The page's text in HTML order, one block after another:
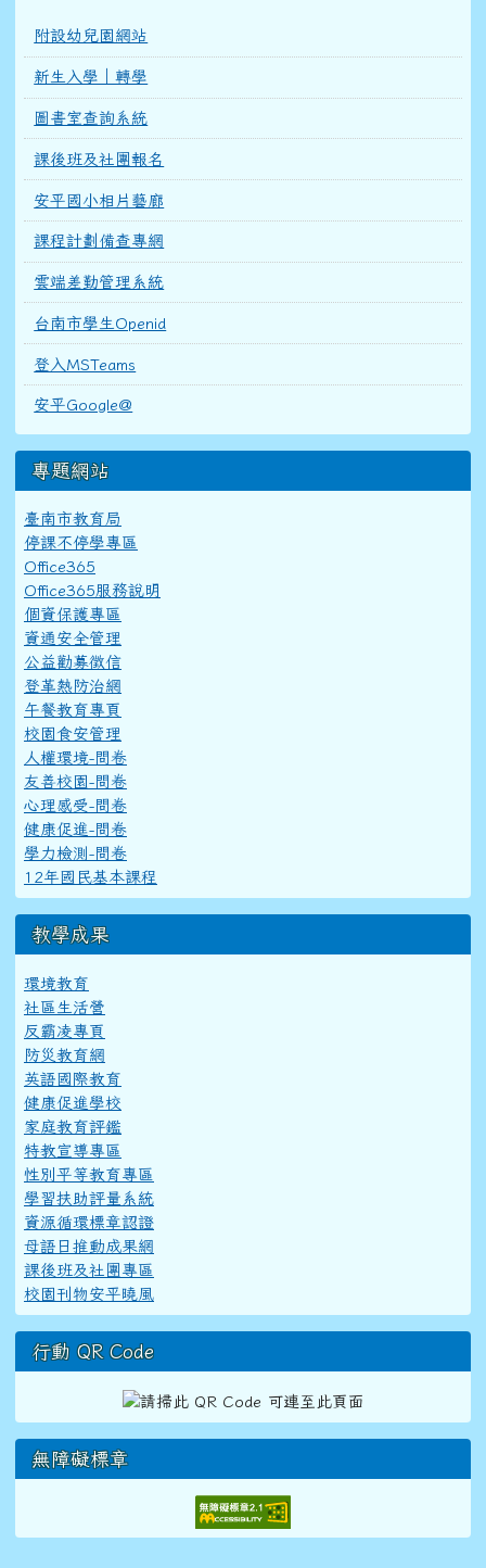
附設幼兒園網站
新生入學｜轉學
圖書室查詢系統
課後班及社團報名
安平國小相片藝廊
課程計劃備查專網
雲端差勤管理系統
台南市學生Openid
登入MSTeams
安平Google@
專題網站
臺南市教育局
停課不停學專區
Office365
Office365服務說明
個資保護專區
資通安全管理
公益勸募徵信
登革熱防治網
午餐教育專頁
校園食安管理
人權環境-問卷
友善校園-問卷
心理感受-問卷
健康促進-問卷
學力檢測-問卷
12年國民基本課程
教學成果
環境教育
社區生活營
反霸凌專頁
防災教育網
英語國際教育
健康促進學校
家庭教育評鑑
特教宣導專區
性別平等教育專區
學習扶助評量系統
資源循環標章認證
母語日推動成果網
課後班及社團專區
校園刊物安平曉風
行動 QR Code
無障礙標章